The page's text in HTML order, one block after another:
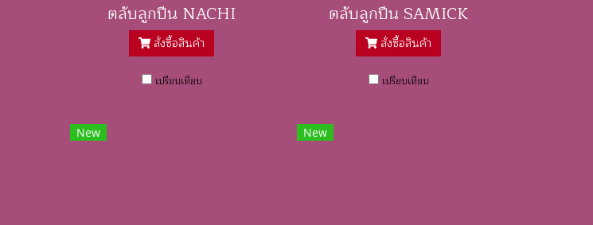
ตลับลูกปืน NACHI
สั่งซื้อสินค้า
เปรียบเทียบ
ตลับลูกปืน SAMICK
สั่งซื้อสินค้า
เปรียบเทียบ
New New